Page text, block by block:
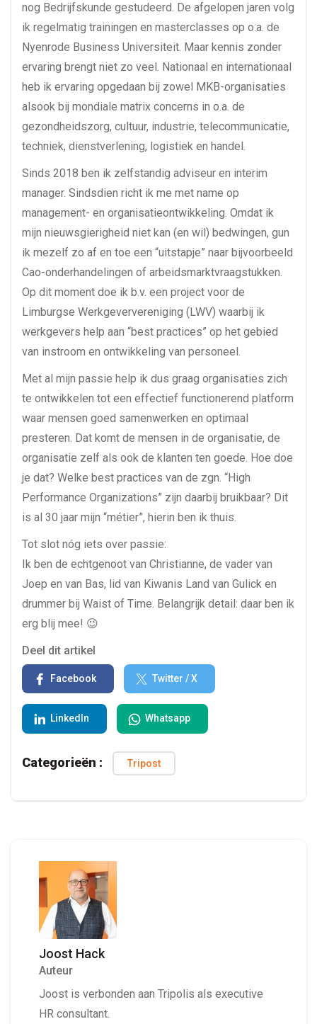
nog Bedrijfskunde gestudeerd. De afgelopen jaren volg
ik regelmatig trainingen en masterclasses op o.a. de
Nyenrode Business Universiteit. Maar kennis zonder
ervaring brengt niet zo veel. Nationaal en internationaal
heb ik ervaring opgedaan bij zowel MKB-organisaties
alsook bij mondiale matrix concerns in o.a. de
gezondheidszorg, cultuur, industrie, telecommunicatie,
techniek, dienstverlening, logistiek en handel.
Sinds 2018 ben ik zelfstandig adviseur en interim
manager. Sindsdien richt ik me met name op
management- en organisatieontwikkeling. Omdat ik
mijn nieuwsgierigheid niet kan (en wil) bedwingen, gun
ik mezelf zo af en toe een “uitstapje” naar bijvoorbeeld
Cao-onderhandelingen of arbeidsmarktvraagstukken.
Op dit moment doe ik b.v. een project voor de
Limburgse Werkgeververeniging (LWV) waarbij ik
werkgevers help aan “best practices” op het gebied
van instroom en ontwikkeling van personeel.
Met al mijn passie help ik dus graag organisaties zich
te ontwikkelen tot een effectief functionerend platform
waar mensen goed samenwerken en optimaal
presteren. Dat komt de mensen in de organisatie, de
organisatie zelf als ook de klanten ten goede. Hoe doe
je dat? Welke best practices van de zgn. “High
Performance Organizations” zijn daarbij bruikbaar? Dit
is al 30 jaar mijn “métier”, hierin ben ik thuis.
Tot slot nóg iets over passie:
Ik ben de echtgenoot van Christianne, de vader van
Joep en van Bas, lid van Kiwanis Land van Gulick en
drummer bij Waist of Time. Belangrijk detail: daar ben ik
erg blij mee! 😉
Deel dit artikel
Facebook Twitter / X
LinkedIn Whatsapp
Categorieën : Tripost
Joost Hack
Auteur
Joost is verbonden aan Tripolis als executive
HR consultant.